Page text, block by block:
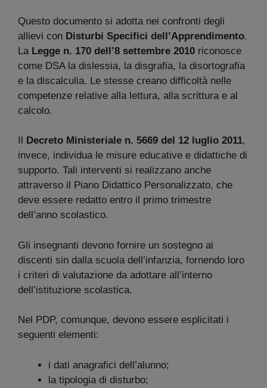
Questo documento si adotta nei confronti degli
allievi con Disturbi Specifici dell’Apprendimento.
La Legge n. 170 dell’8 settembre 2010 riconosce
come DSA la dislessia, la disgrafia, la disortografia
e la discalculia. Le stesse creano difficoltà nelle
competenze relative alla lettura, alla scrittura e al
calcolo.
Decreto Ministeriale n. 5669 del 12 luglio 2011,
invece, individua le misure educative e didattiche di
supporto. Tali interventi si realizzano anche
attraverso il Piano Didattico Personalizzato, che
deve essere redatto entro il primo trimestre
dell’anno scolastico.
Gli insegnanti devono fornire un sostegno ai
discenti sin dalla scuola dell’infanzia, fornendo loro
i criteri di valutazione da adottare all’interno
dell’istituzione scolastica.
Nel PDP, comunque, devono essere esplicitati i
seguenti elementi:
i dati anagrafici dell’alunno;
la tipologia di disturbo;